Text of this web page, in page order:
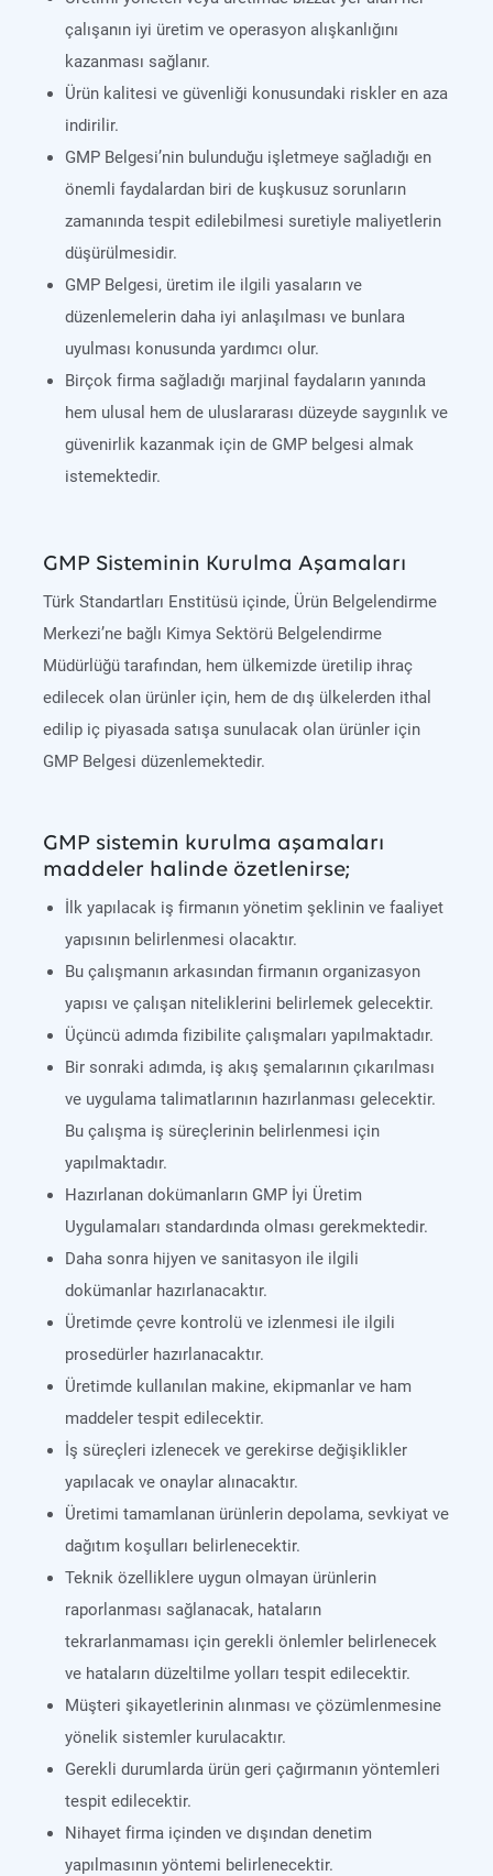
çalışanın iyi üretim ve operasyon alışkanlığını
kazanması sağlanır.
Ürün kalitesi ve güvenliği konusundaki riskler en aza
indirilir.
GMP Belgesi’nin bulunduğu işletmeye sağladığı en
önemli faydalardan biri de kuşkusuz sorunların
zamanında tespit edilebilmesi suretiyle maliyetlerin
düşürülmesidir.
GMP Belgesi, üretim ile ilgili yasaların ve
düzenlemelerin daha iyi anlaşılması ve bunlara
uyulması konusunda yardımcı olur.
Birçok firma sağladığı marjinal faydaların yanında
hem ulusal hem de uluslararası düzeyde saygınlık ve
güvenirlik kazanmak için de GMP belgesi almak
istemektedir.
GMP Sisteminin Kurulma Aşamaları
Türk Standartları Enstitüsü içinde, Ürün Belgelendirme
Merkezi’ne bağlı Kimya Sektörü Belgelendirme
Müdürlüğü tarafından, hem ülkemizde üretilip ihraç
edilecek olan ürünler için, hem de dış ülkelerden ithal
edilip iç piyasada satışa sunulacak olan ürünler için
GMP Belgesi düzenlemektedir.
GMP sistemin kurulma aşamaları
maddeler halinde özetlenirse;
İlk yapılacak iş firmanın yönetim şeklinin ve faaliyet
yapısının belirlenmesi olacaktır.
Bu çalışmanın arkasından firmanın organizasyon
yapısı ve çalışan niteliklerini belirlemek gelecektir.
Üçüncü adımda fizibilite çalışmaları yapılmaktadır.
Bir sonraki adımda, iş akış şemalarının çıkarılması
ve uygulama talimatlarının hazırlanması gelecektir.
Bu çalışma iş süreçlerinin belirlenmesi için
yapılmaktadır.
Hazırlanan dokümanların GMP İyi Üretim
Uygulamaları standardında olması gerekmektedir.
Daha sonra hijyen ve sanitasyon ile ilgili
dokümanlar hazırlanacaktır.
Üretimde çevre kontrolü ve izlenmesi ile ilgili
prosedürler hazırlanacaktır.
Üretimde kullanılan makine, ekipmanlar ve ham
maddeler tespit edilecektir.
İş süreçleri izlenecek ve gerekirse değişiklikler
yapılacak ve onaylar alınacaktır.
Üretimi tamamlanan ürünlerin depolama, sevkiyat ve
dağıtım koşulları belirlenecektir.
Teknik özelliklere uygun olmayan ürünlerin
raporlanması sağlanacak, hataların
tekrarlanmaması için gerekli önlemler belirlenecek
ve hataların düzeltilme yolları tespit edilecektir.
Müşteri şikayetlerinin alınması ve çözümlenmesine
yönelik sistemler kurulacaktır.
Gerekli durumlarda ürün geri çağırmanın yöntemleri
tespit edilecektir.
Nihayet firma içinden ve dışından denetim
yapılmasının yöntemi belirlenecektir.